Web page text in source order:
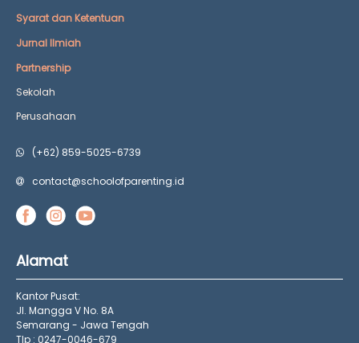
Syarat dan Ketentuan
Jurnal Ilmiah
Partnership
Sekolah
Perusahaan
(+62) 859-5025-6739
contact@schoolofparenting.id
Alamat
Kantor Pusat:
Jl. Mangga V No. 8A
Semarang - Jawa Tengah
Tlp : 0247-0046-679